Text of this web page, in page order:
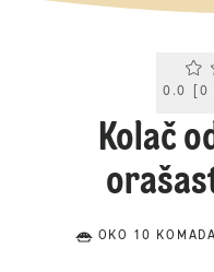
0.0 [0
Kolač
OKO 10 KOMADA